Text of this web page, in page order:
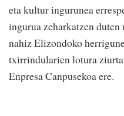
eta kultur ingurunea
ingurua zeharkatzen
nahiz Elizondoko
txirrindularien lotura
Enpresa Canpusekoa ere.